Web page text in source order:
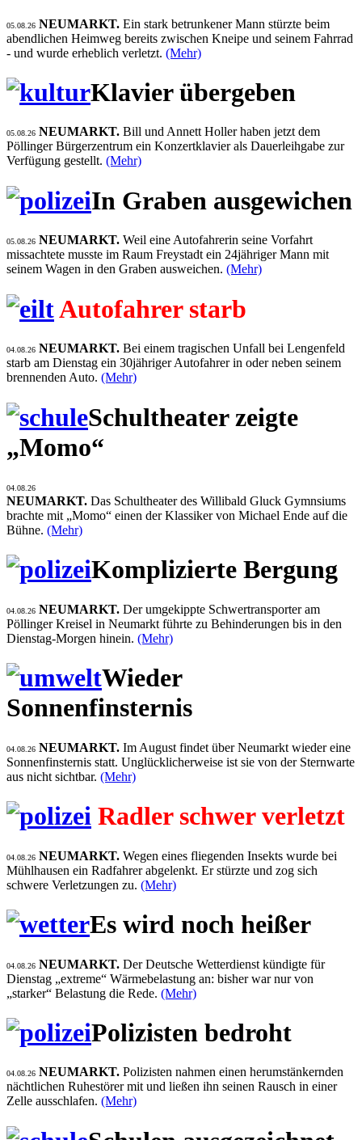
05.08.26 NEUMARKT. Ein stark betrunkener Mann stürzte beim
abendlichen Heimweg bereits zwischen Kneipe und seinem Fahrrad
- und wurde erheblich verletzt. (Mehr)
Klavier übergeben
05.08.26 NEUMARKT. Bill und Annett Holler haben jetzt dem
Pöllinger Bürgerzentrum ein Konzertklavier als Dauerleihgabe zur
Verfügung gestellt. (Mehr)
In Graben ausgewichen
05.08.26 NEUMARKT. Weil eine Autofahrerin seine Vorfahrt
missachtete musste im Raum Freystadt ein 24jähriger Mann mit
seinem Wagen in den Graben ausweichen. (Mehr)
Autofahrer starb
04.08.26 NEUMARKT. Bei einem tragischen Unfall bei Lengenfeld
starb am Dienstag ein 30jähriger Autofahrer in oder neben seinem
brennenden Auto. (Mehr)
Schultheater zeigte
„Momo“
04.08.26
NEUMARKT. Das Schultheater des Willibald Gluck Gymnsiums
brachte mit „Momo“ einen der Klassiker von Michael Ende auf die
Bühne. (Mehr)
Komplizierte Bergung
04.08.26 NEUMARKT. Der umgekippte Schwertransporter am
Pöllinger Kreisel in Neumarkt führte zu Behinderungen bis in den
Dienstag-Morgen hinein. (Mehr)
Wieder
Sonnenfinsternis
04.08.26 NEUMARKT. Im August findet über Neumarkt wieder eine
Sonnenfinsternis statt. Unglücklicherweise ist sie von der Sternwarte
aus nicht sichtbar. (Mehr)
Radler schwer verletzt
04.08.26 NEUMARKT. Wegen eines fliegenden Insekts wurde bei
Mühlhausen ein Radfahrer abgelenkt. Er stürzte und zog sich
schwere Verletzungen zu. (Mehr)
Es wird noch heißer
04.08.26 NEUMARKT. Der Deutsche Wetterdienst kündigte für
Dienstag „extreme“ Wärmebelastung an: bisher war nur von
„starker“ Belastung die Rede. (Mehr)
Polizisten bedroht
04.08.26 NEUMARKT. Polizisten nahmen einen herumstänkernden
nächtlichen Ruhestörer mit und ließen ihn seinen Rausch in einer
Zelle ausschlafen. (Mehr)